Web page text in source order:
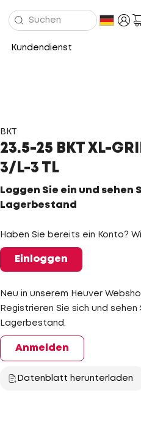
Kundendienst
BKT
23.5-25 BKT XL-
3/L-3 TL
Loggen Sie ein und sehen
Lagerbestand
Haben Sie bereits ein Konto?
Einloggen
Neu in unserem Heuver
Registrieren Sie sich und sehen
Lagerbestand.
Anmelden
Datenblatt herunterladen